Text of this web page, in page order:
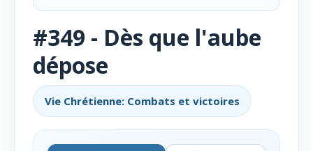
#349 - Dès que l'aube
dépose
Vie Chrétienne: Combats et victoires